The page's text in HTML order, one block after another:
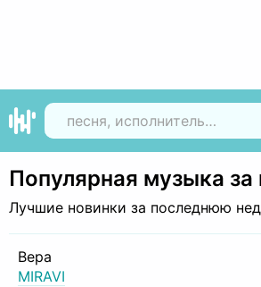
Популярная музыка
Лучшие новинки за последнюю
Вера
MIRAVI